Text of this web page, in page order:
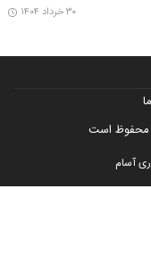
۳۰ خرداد ۱۴۰۴
محفوظ است
آسام